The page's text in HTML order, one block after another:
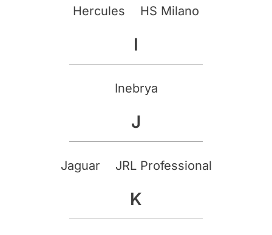
Hercules HS Milano
I
Inebrya
J
Jaguar JRL Professional
K